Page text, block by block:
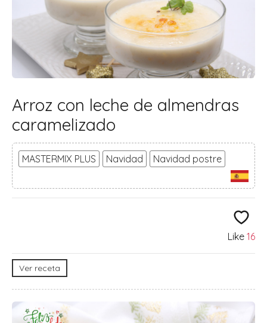
Arroz con leche de almendras
caramelizado
MASTERMIX PLUS Navidad Navidad postre
Like 16
Ver receta